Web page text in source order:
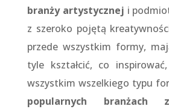
branży artystycznej i
z szeroko pojętą
przede wszystkim formy,
tyle kształcić, co
wszystkim wszelkiego typu
popularnych branżach